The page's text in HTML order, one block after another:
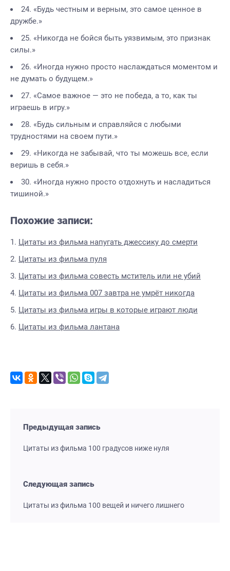
24. «Будь честным и верным, это самое ценное в
дружбе.»
25. «Никогда не бойся быть уязвимым, это признак
силы.»
26. «Иногда нужно просто наслаждаться моментом и
не думать о будущем.»
27. «Самое важное — это не победа, а то, как ты
играешь в игру.»
28. «Будь сильным и справляйся с любыми
трудностями на своем пути.»
29. «Никогда не забывай, что ты можешь все, если
веришь в себя.»
30. «Иногда нужно просто отдохнуть и насладиться
тишиной.»
Похожие записи:
Цитаты из фильма напугать джессику до смерти
Цитаты из фильма пуля
Цитаты из фильма совесть мститель или не убий
Цитаты из фильма 007 завтра не умрёт никогда
Цитаты из фильма игры в которые играют люди
Цитаты из фильма лантана
Предыдущая запись
Цитаты из фильма 100 градусов ниже нуля
Следующая запись
Цитаты из фильма 100 вещей и ничего лишнего